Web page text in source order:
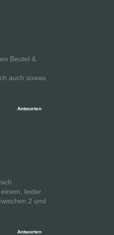
Beutel &
auch sowas
Antworten
leider
2 und
Antworten